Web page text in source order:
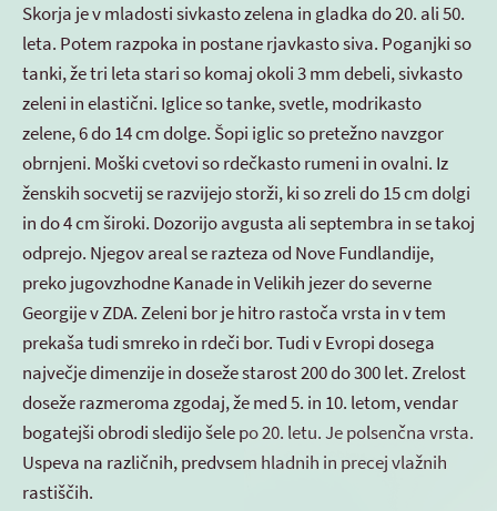
Skorja je v mladosti sivkasto zelena in gladka do 20. ali 50.
leta. Potem razpoka in postane rjavkasto siva. Poganjki so
tanki, že tri leta stari so komaj okoli 3 mm debeli, sivkasto
zeleni in elastični. Iglice so tanke, svetle, modrikasto
zelene, 6 do 14 cm dolge. Šopi iglic so pretežno navzgor
obrnjeni. Moški cvetovi so rdečkasto rumeni in ovalni. Iz
ženskih socvetij se razvijejo storži, ki so zreli do 15 cm dolgi
in do 4 cm široki. Dozorijo avgusta ali septembra in se takoj
odprejo. Njegov areal se razteza od Nove Fundlandije,
preko jugovzhodne Kanade in Velikih jezer do severne
Georgije v ZDA. Zeleni bor je hitro rastoča vrsta in v tem
prekaša tudi smreko in rdeči bor. Tudi v Evropi dosega
največje dimenzije in doseže starost 200 do 300 let. Zrelost
doseže razmeroma zgodaj, že med 5. in 10. letom, vendar
bogatejši obrodi sledijo šele po 20. letu. Je polsenčna vrsta.
Uspeva na različnih, predvsem hladnih in precej vlažnih
rastiščih.